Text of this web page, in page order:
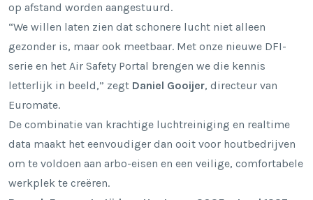
op afstand worden aangestuurd.
“We willen laten zien dat schonere lucht niet alleen
gezonder is, maar ook meetbaar. Met onze nieuwe DFI-
serie en het Air Safety Portal brengen we die kennis
letterlijk in beeld,” zegt Daniel Gooijer, directeur van
Euromate.
De combinatie van krachtige luchtreiniging en realtime
data maakt het eenvoudiger dan ooit voor houtbedrijven
om te voldoen aan arbo-eisen en een veilige, comfortabele
werkplek te creëren.